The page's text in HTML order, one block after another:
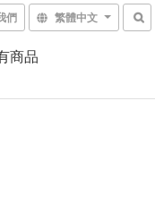
們 繁體中文
商品